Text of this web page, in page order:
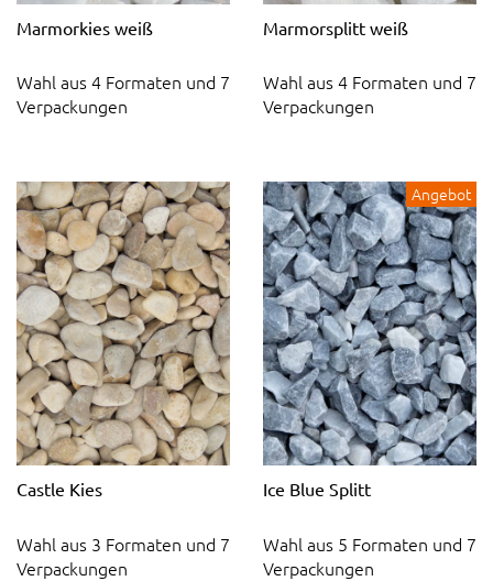
Marmorkies weiß
Wahl aus 4 Formaten und 7
Verpackungen
Marmorsplitt weiß
Wahl aus 4 Formaten und 7
Verpackungen
Castle Kies
Wahl aus 3 Formaten und 7
Verpackungen
Angebot
Ice Blue Splitt
Wahl aus 5 Formaten und 7
Verpackungen